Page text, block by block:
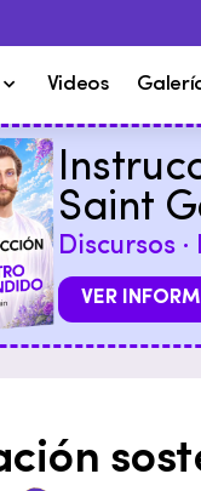
Videos
Saint
Discursos
VER